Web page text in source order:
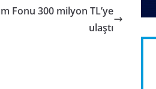
Fonu 300 milyon TL’ye
ulaştı